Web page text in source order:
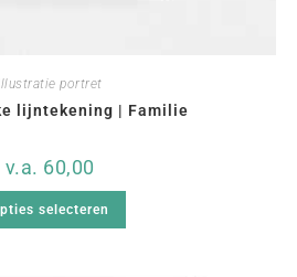
portret
lijntekening | Familie
v.a. 60,00
selecteren